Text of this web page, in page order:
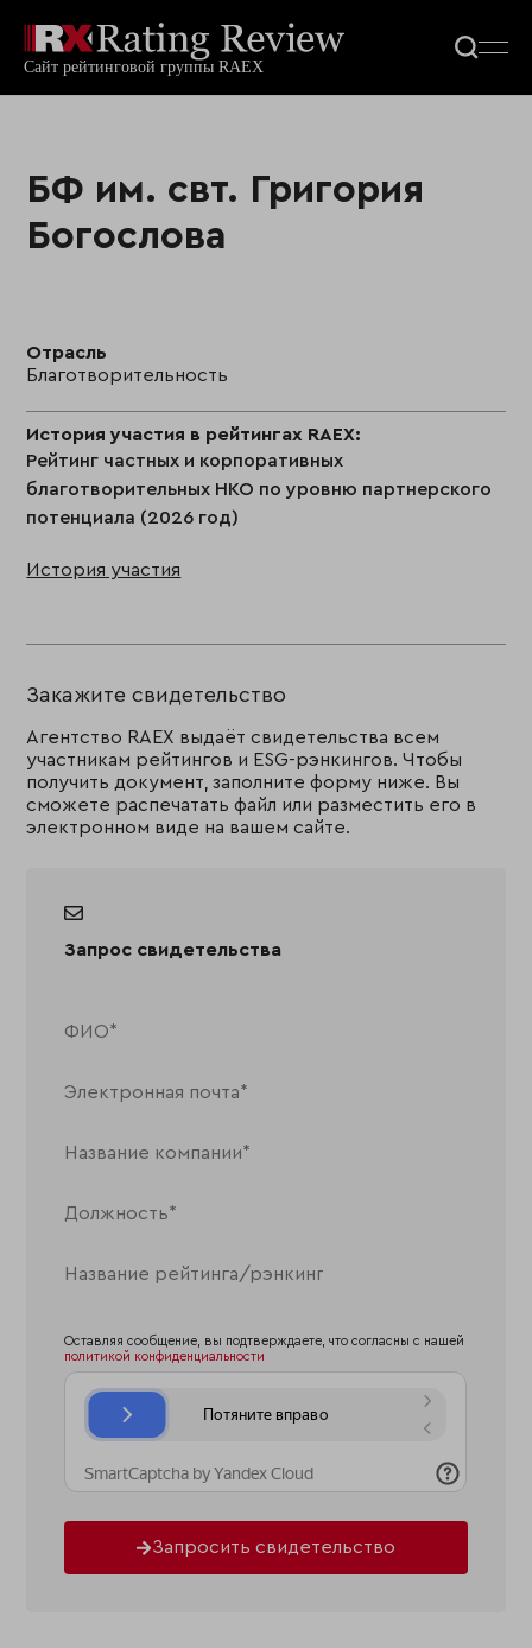
БФ им. свт. Григория
Богослова
Отрасль
Благотворительность
История участия в рейтингах RAEX:
Рейтинг частных и корпоративных
благотворительных НКО по уровню партнерского
потенциала (2026 год)
История участия
Закажите свидетельство
Агентство RAEX выдаёт свидетельства всем
участникам рейтингов и ESG-рэнкингов. Чтобы
получить документ, заполните форму ниже. Вы
сможете распечатать файл или разместить его в
электронном виде на вашем сайте.
Запрос свидетельства
Оставляя сообщение, вы подтверждаете, что согласны с нашей
политикой конфиденциальности
Запросить свидетельство